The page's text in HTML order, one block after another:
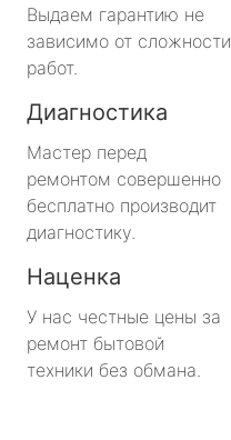
Выдаем гарантию не
зависимо от сложности
работ.
Диагностика
Мастер перед
ремонтом совершенно
бесплатно производит
диагностику.
Наценка
У нас честные цены за
ремонт бытовой
техники без обмана.